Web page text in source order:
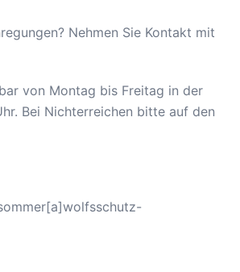
Nehmen Sie Kontakt mit
von Montag bis Freitag in der
Bei Nichterreichen bitte auf den